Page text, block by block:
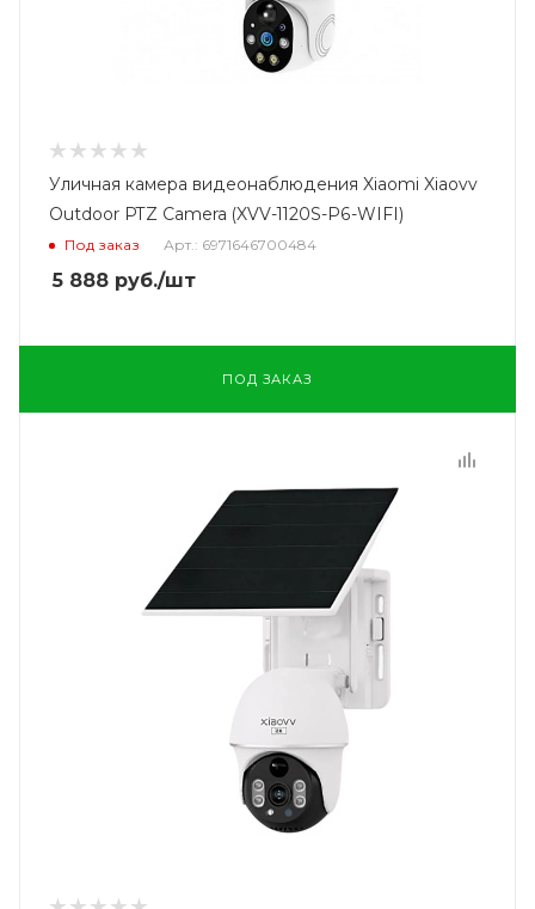
Уличная камера видеонаблюдения Xiaomi Xiaovv
Outdoor PTZ Camera (XVV-1120S-P6-WIFI)
Под заказ Арт.: 6971646700484
5 888 руб./шт
ПОД ЗАКАЗ